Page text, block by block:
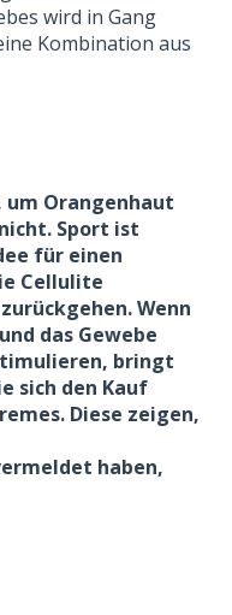
wird in Gang
Kombination aus
Orangenhaut
Sport ist
für einen
Cellulite
Wenn
das Gewebe
bringt
sich den Kauf
Diese zeigen,
haben,